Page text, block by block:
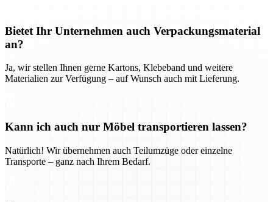
Bietet Ihr Unternehmen auch Verpackungsmaterial
an?
Ja, wir stellen Ihnen gerne Kartons, Klebeband und weitere
Materialien zur Verfügung – auf Wunsch auch mit Lieferung.
Kann ich auch nur Möbel transportieren lassen?
Natürlich! Wir übernehmen auch Teilumzüge oder einzelne
Transporte – ganz nach Ihrem Bedarf.